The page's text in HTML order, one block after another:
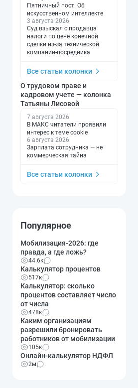
Пятничный пост. Об
искусственном интеллекте
3 августа 2026
Суд взыскал с продавца
налоги по цене конечной
сделки из-за технической
компании-посредника
Все статьи колонки
О трудовом праве и
кадровом учете — колонка
Татьяны Лисовой
7 августа 2026
В МАКС читатели проявили
интерес к теме cookie
6 августа 2026
Зарплата сотрудника — не
коммерческая тайна
Все статьи колонки
Популярное
Мобилизация-2026: где
правда, а где ложь?
44.6к
Калькулятор процентов
517к
Калькулятор: сколько
процентов составляет число
от числа
478к
Каким организациям
разрешили бронировать
работников от мобилизации
105к
Онлайн-калькулятор НДФЛ
2м